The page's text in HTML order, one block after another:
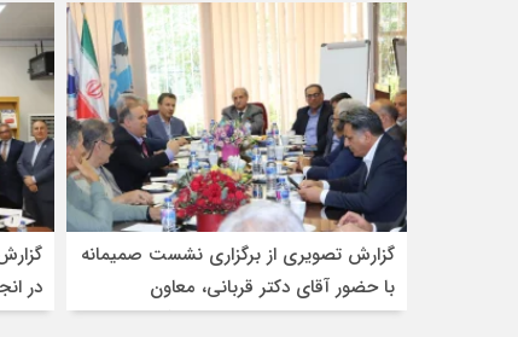
گزارش تصویری از برگزاری نشست صمیمانه
با حضور آقای دکتر قربانی، معاون
حمل‌ونقل وزیر راه و شهرسازی،آقای
در